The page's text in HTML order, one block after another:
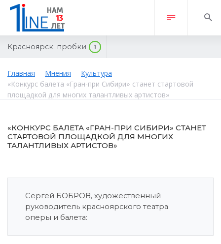
Красноярск: пробки 1
Главная Мнения
Культура
«Конкурс балета «Гран-при Сибири» станет стартовой
площадкой для многих талантливых артистов»
«КОНКУРС БАЛЕТА «ГРАН-ПРИ СИБИРИ» СТАНЕТ
СТАРТОВОЙ ПЛОЩАДКОЙ ДЛЯ МНОГИХ
ТАЛАНТЛИВЫХ АРТИСТОВ»
Сергей БОБРОВ, художественный
руководитель красноярского театра
оперы и балета: